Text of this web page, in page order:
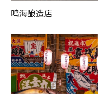
鸣海酿造店